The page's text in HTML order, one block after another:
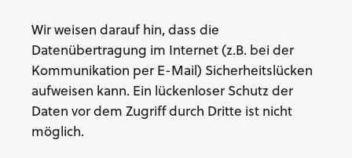
Wir weisen darauf hin, dass die
Datenübertragung im Internet (z.B. bei der
Kommunikation per E-Mail) Sicherheitslücken
aufweisen kann. Ein lückenloser Schutz der
Daten vor dem Zugriff durch Dritte ist nicht
möglich.